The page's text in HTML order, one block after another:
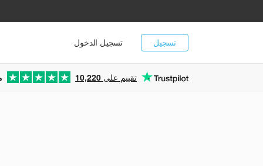
تسجيل تسجيل الدخول
10,220 تقييم على